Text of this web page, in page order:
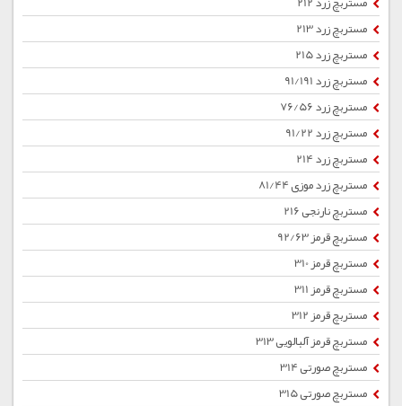
مستربچ زرد 213
مستربچ زرد 215
مستربچ زرد 91/191
مستربچ زرد 76/56
مستربچ زرد 91/22
مستربچ زرد 214
مستربچ زرد موزی 81/44
مستربچ نارنجی 216
مستربچ قرمز 92/63
مستربچ قرمز 310
مستربچ قرمز 311
مستربچ قرمز 312
مستربچ قرمز آلبالویی 313
مستربچ صورتی 314
مستربچ صورتی 315